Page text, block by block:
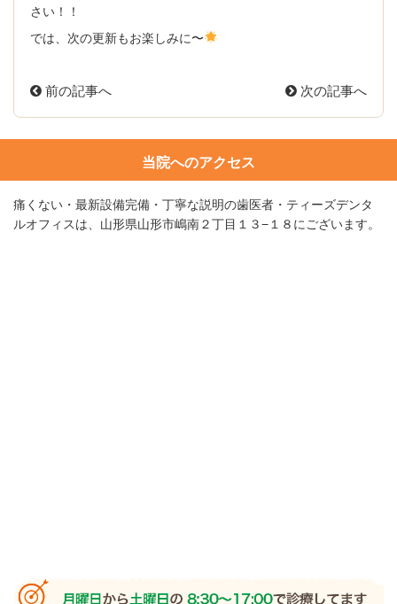
さい！！
では、次の更新もお楽しみに〜
前の記事へ 次の記事へ
当院へのアクセス
痛くない・最新設備完備・丁寧な説明の歯医者・ティーズデンタ
ルオフィスは、山形県山形市嶋南２丁目１３−１８にございます。